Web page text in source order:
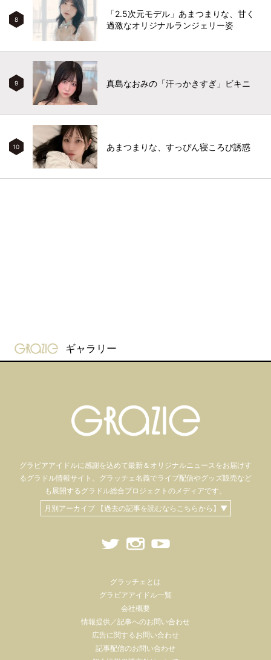
8
「2.5次元モデル」あまつまりな、甘く
過激なオリジナルランジェリー姿
9 真島なおみの「汗っかきすぎ」ビキニ
10 あまつまりな、すっぴん寝ころび誘惑
gravure-grazie
ギャラリー
グラビアアイドルに感謝を込めて最新＆オリジナルニュースをお届けす
るグラドル情報サイト。 グラッチェ名義でライブ配信やグッズ販売など
も 展開するグラドル総合プロジェクトのメディアです。
月別アーカイブ 【過去の記事を読むならこちらから】▼
グラッチェとは
グラビアアイドル一覧
会社概要
情報提供／記事へのお問い合わせ
広告に関するお問い合わせ
記事配信のお問い合わせ